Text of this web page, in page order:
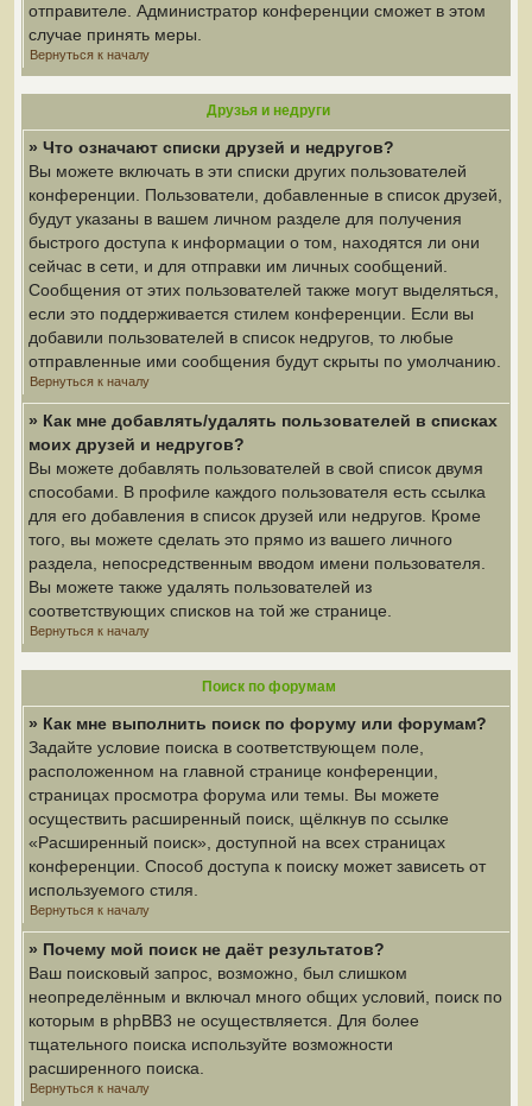
отправителе. Администратор конференции сможет в этом
случае принять меры.
Вернуться к началу
Друзья и недруги
» Что означают списки друзей и недругов?
Вы можете включать в эти списки других пользователей
конференции. Пользователи, добавленные в список друзей,
будут указаны в вашем личном разделе для получения
быстрого доступа к информации о том, находятся ли они
сейчас в сети, и для отправки им личных сообщений.
Сообщения от этих пользователей также могут выделяться,
если это поддерживается стилем конференции. Если вы
добавили пользователей в список недругов, то любые
отправленные ими сообщения будут скрыты по умолчанию.
Вернуться к началу
» Как мне добавлять/удалять пользователей в списках
моих друзей и недругов?
Вы можете добавлять пользователей в свой список двумя
способами. В профиле каждого пользователя есть ссылка
для его добавления в список друзей или недругов. Кроме
того, вы можете сделать это прямо из вашего личного
раздела, непосредственным вводом имени пользователя.
Вы можете также удалять пользователей из
соответствующих списков на той же странице.
Вернуться к началу
Поиск по форумам
» Как мне выполнить поиск по форуму или форумам?
Задайте условие поиска в соответствующем поле,
расположенном на главной странице конференции,
страницах просмотра форума или темы. Вы можете
осуществить расширенный поиск, щёлкнув по ссылке
«Расширенный поиск», доступной на всех страницах
конференции. Способ доступа к поиску может зависеть от
используемого стиля.
Вернуться к началу
» Почему мой поиск не даёт результатов?
Ваш поисковый запрос, возможно, был слишком
неопределённым и включал много общих условий, поиск по
которым в phpBB3 не осуществляется. Для более
тщательного поиска используйте возможности
расширенного поиска.
Вернуться к началу